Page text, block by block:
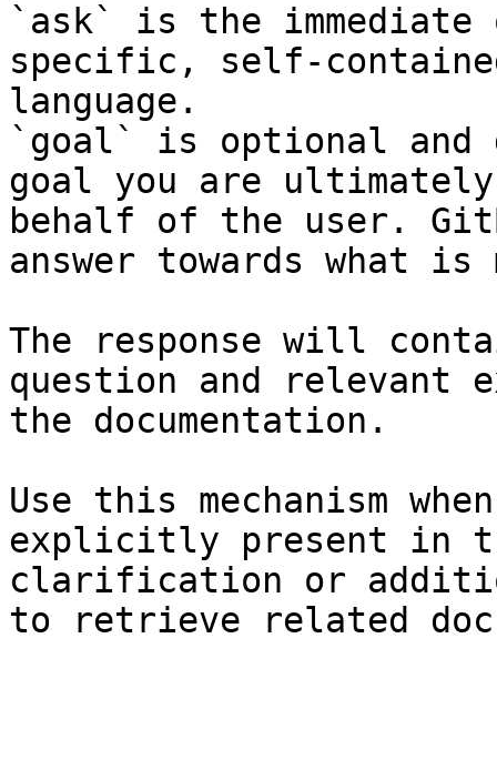
`ask` is the
specific, self-
language.
`goal` is optional and
goal you are
behalf of the user.
answer towards what
The response will
question and relevant
the documentation.
Use this mechanism
explicitly present in
clarification or